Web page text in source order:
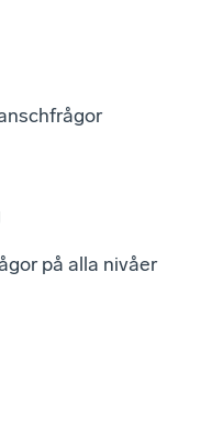
på alla nivåer